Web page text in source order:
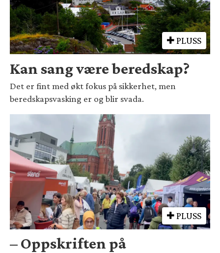
PLUSS
Kan sang være beredskap?
Det er fint med økt fokus på sikkerhet, men
beredskapsvasking er og blir svada.
PLUSS
– Oppskriften på